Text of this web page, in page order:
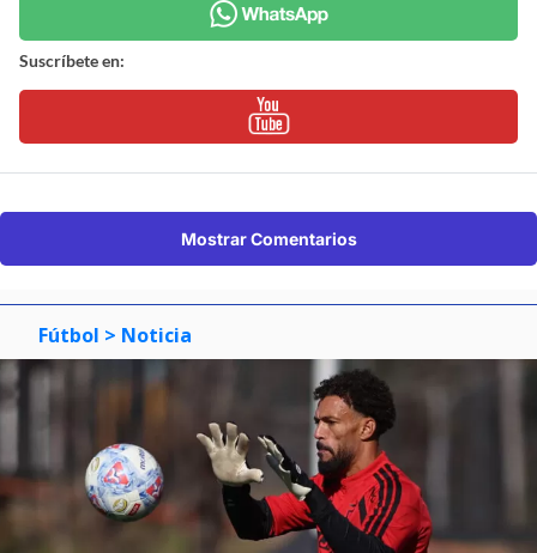
Suscríbete en:
Mostrar Comentarios
Fútbol > Noticia